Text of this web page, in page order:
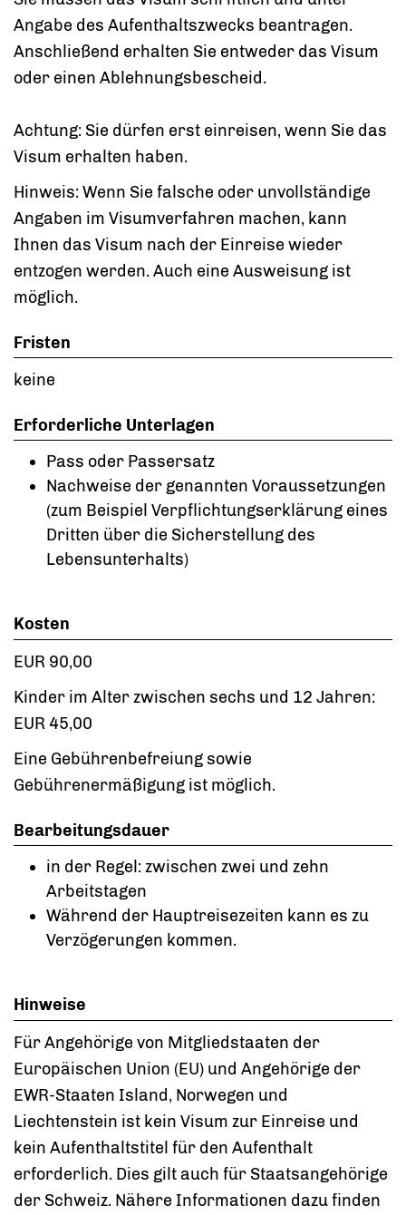
Angabe des Aufenthaltszwecks beantragen.
Anschließend erhalten Sie entweder das Visum
oder einen Ablehnungsbescheid.
Achtung: Sie dürfen erst einreisen, wenn Sie das
Visum erhalten haben.
Hinweis: Wenn Sie falsche oder unvollständige
Angaben im Visumverfahren machen, kann
Ihnen das Visum nach der Einreise wieder
entzogen werden. Auch eine Ausweisung ist
möglich.
Fristen
keine
Erforderliche Unterlagen
Pass oder Passersatz
Nachweise der genannten Voraussetzungen
(zum Beispiel Verpflichtungserklärung eines
Dritten über die Sicherstellung des
Lebensunterhalts)
Kosten
EUR 90,00
Kinder im Alter zwischen sechs und 12 Jahren:
EUR 45,00
Eine Gebührenbefreiung sowie
Gebührenermäßigung ist möglich.
Bearbeitungsdauer
in der Regel: zwischen zwei und zehn
Arbeitstagen
Während der Hauptreisezeiten kann es zu
Verzögerungen kommen.
Hinweise
Für Angehörige von Mitgliedstaaten der
Europäischen Union (EU) und Angehörige der
EWR-Staaten Island, Norwegen und
Liechtenstein ist kein Visum zur Einreise und
kein Aufenthaltstitel für den Aufenthalt
erforderlich. Dies gilt auch für Staatsangehörige
der Schweiz. Nähere Informationen dazu finden